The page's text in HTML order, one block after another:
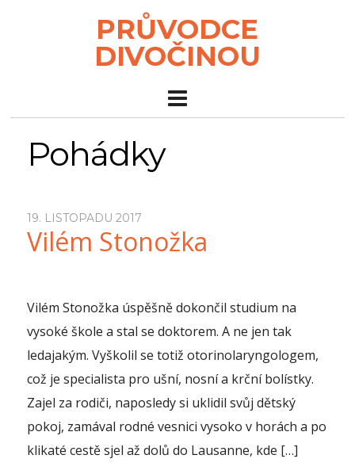
PRŮVODCE
DIVOČINOU
Pohádky
19. LISTOPADU 2017
Vilém Stonožka
Vilém Stonožka úspěšně dokončil studium na
vysoké škole a stal se doktorem. A ne jen tak
ledajakým. Vyškolil se totiž otorinolaryngologem,
což je specialista pro ušní, nosní a krční bolístky.
Zajel za rodiči, naposledy si uklidil svůj dětský
pokoj, zamával rodné vesnici vysoko v horách a po
klikaté cestě sjel až dolů do Lausanne, kde […]